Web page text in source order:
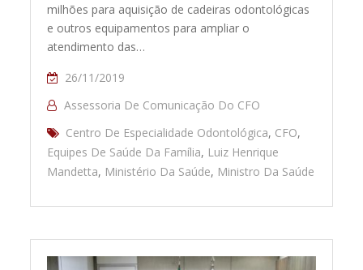
milhões para aquisição de cadeiras odontológicas
e outros equipamentos para ampliar o
atendimento das…
26/11/2019
Assessoria De Comunicação Do CFO
Centro De Especialidade Odontológica, CFO,
Equipes De Saúde Da Família, Luiz Henrique
Mandetta, Ministério Da Saúde, Ministro Da Saúde